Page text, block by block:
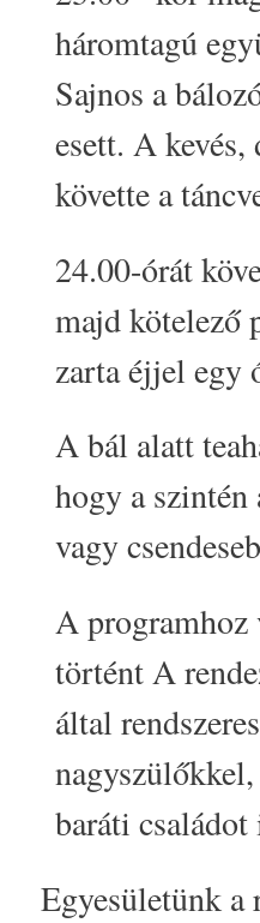
háromtagú
Sajnos a
esett. A
követte a
24.00-órát
majd kötelező
zarta éjjel egy
A bál alatt
hogy a szintén
vagy
A programhoz
történt A
által
baráti családot
Egyesületünk a